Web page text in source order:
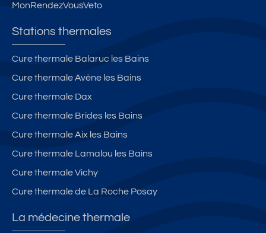
MonRendezVousVeto
Stations thermales
Cure thermale Balaruc les Bains
Cure thermale Avène les Bains
Cure thermale Dax
Cure thermale Brides les Bains
Cure thermale Aix les Bains
Cure thermale Lamalou les Bains
Cure thermale Vichy
Cure thermale de La Roche Posay
La médecine thermale